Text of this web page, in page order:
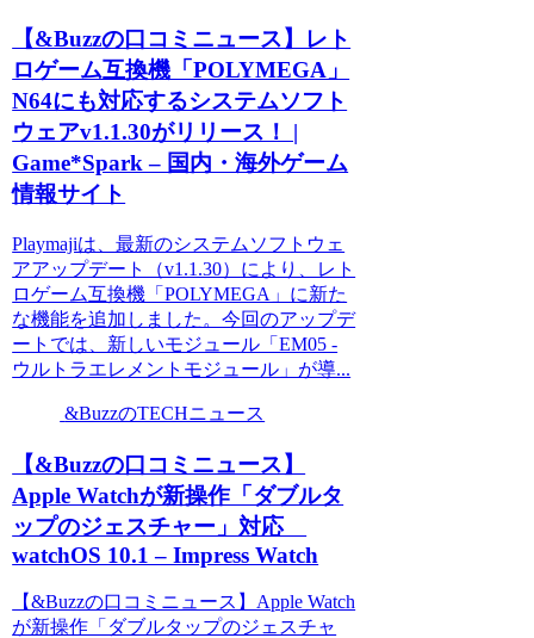
【&Buzzの口コミニュース】レト
ロゲーム互換機「POLYMEGA」
N64にも対応するシステムソフト
ウェアv1.1.30がリリース！ |
Game*Spark – 国内・海外ゲーム
情報サイト
Playmajiは、最新のシステムソフトウェ
アアップデート（v1.1.30）により、レト
ロゲーム互換機「POLYMEGA」に新た
な機能を追加しました。今回のアップデ
ートでは、新しいモジュール「EM05 -
ウルトラエレメントモジュール」が導...
&BuzzのTECHニュース
【&Buzzの口コミニュース】
Apple Watchが新操作「ダブルタ
ップのジェスチャー」対応
watchOS 10.1 – Impress Watch
【&Buzzの口コミニュース】Apple Watch
が新操作「ダブルタップのジェスチャ